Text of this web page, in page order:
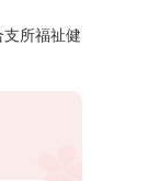
所福祉健